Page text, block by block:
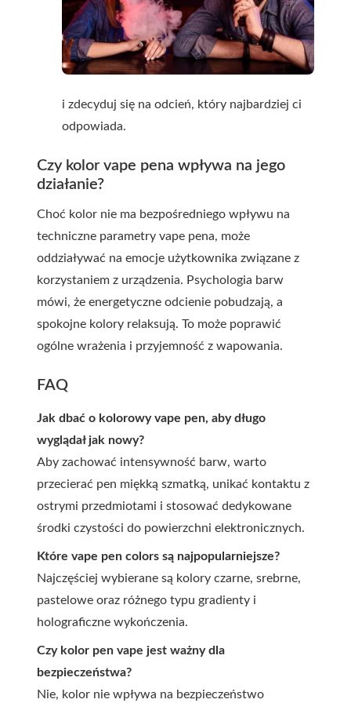
i zdecyduj się na odcień, który najbardziej ci
odpowiada.
Czy kolor vape pena wpływa na jego
działanie?
Choć kolor nie ma bezpośredniego wpływu na
techniczne parametry vape pena, może
oddziaływać na emocje użytkownika związane z
korzystaniem z urządzenia. Psychologia barw
mówi, że energetyczne odcienie pobudzają, a
spokojne kolory relaksują. To może poprawić
ogólne wrażenia i przyjemność z wapowania.
FAQ
Jak dbać o kolorowy vape pen, aby długo
wyglądał jak nowy?
Aby zachować intensywność barw, warto
przecierać pen miękką szmatką, unikać kontaktu z
ostrymi przedmiotami i stosować dedykowane
środki czystości do powierzchni elektronicznych.
Które vape pen colors są najpopularniejsze?
Najczęściej wybierane są kolory czarne, srebrne,
pastelowe oraz różnego typu gradienty i
holograficzne wykończenia.
Czy kolor pen vape jest ważny dla
bezpieczeństwa?
Nie, kolor nie wpływa na bezpieczeństwo